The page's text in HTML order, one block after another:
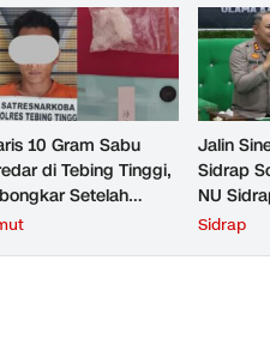
10 Gram Sabu
di Tebing Tinggi,
Setelah
Tak Lagi Mau
Jalin
Sidrap
NU
Sidrap